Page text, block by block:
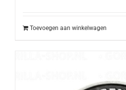
Toevoegen aan winkelwagen